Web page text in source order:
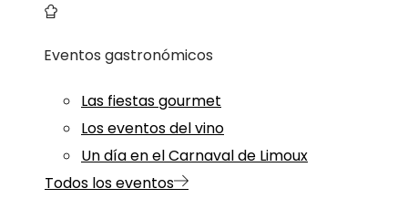
Eventos gastronómicos
Las fiestas gourmet
Los eventos del vino
Un día en el Carnaval de Limoux
Todos los eventos